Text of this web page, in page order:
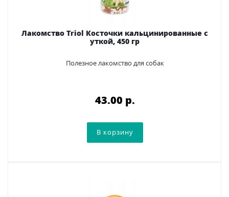
Лакомство Triol Косточки кальцинированные с
уткой, 450 гр
Полезное лакомство для собак
43.00 p.